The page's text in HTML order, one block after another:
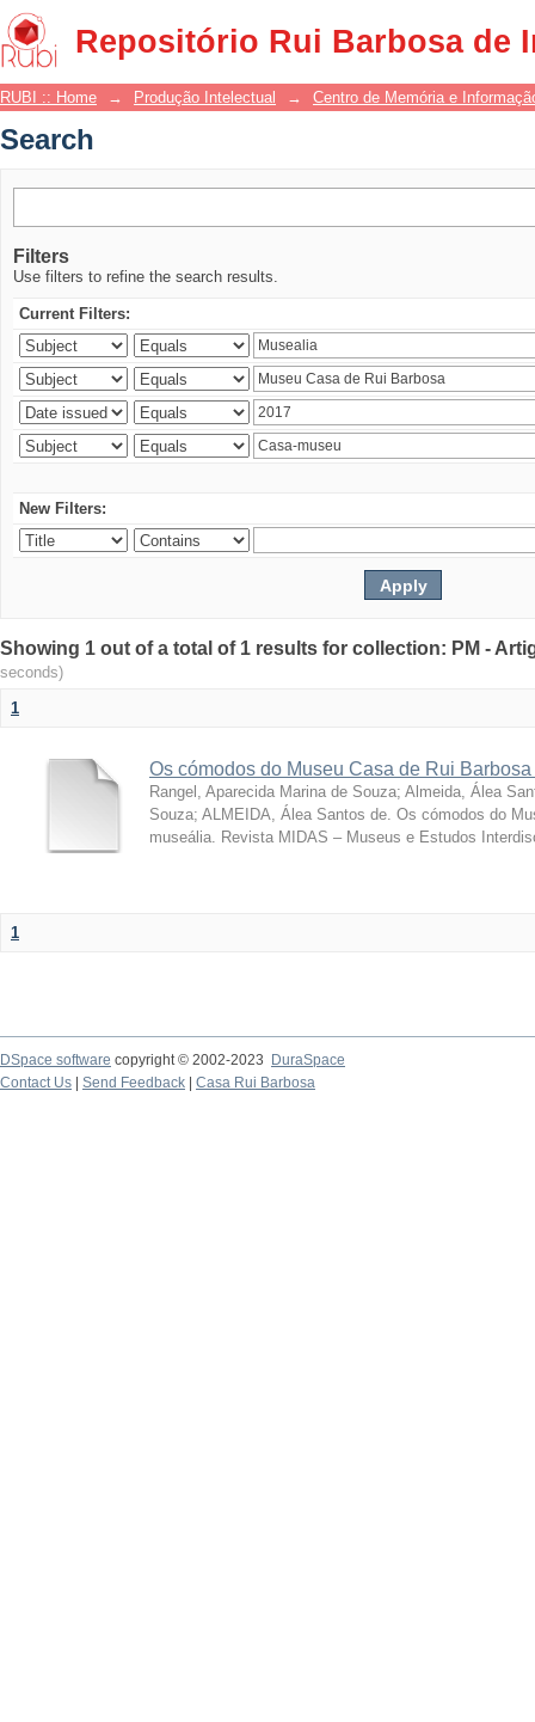
Repositório Rui Barbosa de
Search
RUBI :: Home → Produção Intelectual → Centro de Memória e
Search
Filters
Use filters to refine the search results.
Current Filters:
New Filters:
Showing 1 out of a total of 1 results for collection: PM -
seconds)
1
Os cómodos do Museu Casa de Rui
Rangel, Aparecida Marina de Souza; Almeida, Álea
Souza; ALMEIDA, Álea Santos de. Os cómodos do
museália. Revista MIDAS – Museus e Estudos
1
DSpace software copyright © 2002-2023
DuraSpace
Contact Us
Send Feedback Casa Rui Barbosa